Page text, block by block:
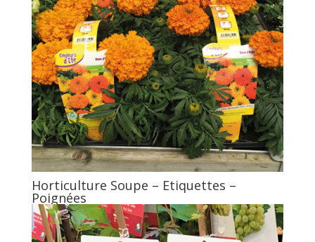
Horticulture Soupe – Etiquettes –
Poignées